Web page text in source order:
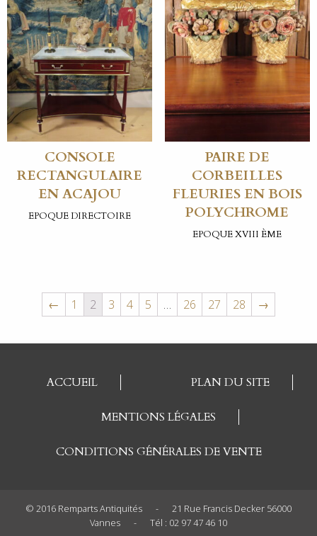
CONSOLE
RECTANGULAIRE
EN ACAJOU
EPOQUE DIRECTOIRE
PAIRE DE
CORBEILLES
FLEURIES EN BOIS
POLYCHROME
EPOQUE XVIII ÈME
← 1 2 3 4 5 … 26 27 28 →
ACCUEIL PLAN DU SITE
MENTIONS LÉGALES
CONDITIONS GÉNÉRALES DE VENTE
© 2016 Remparts Antiquités -
21 Rue Francis Decker 56000
Vannes
- Tél : 02 97 47 46 10